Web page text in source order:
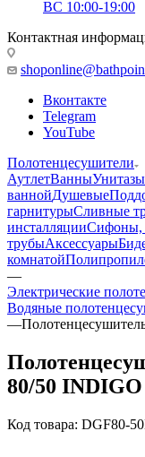
ВС 10:00-19:00
Контактная
Вконтакте
Telegram
YouTube
Полотенцесушители
АутлетВанныУнитазы
ваннойДушевые
гарнитурыСливные
инсталляцииСифоны,
трубыАксессуары
комнатой
—
Электрические
Водяные
—
80/50 INDIGO
Код товара: DGF80-